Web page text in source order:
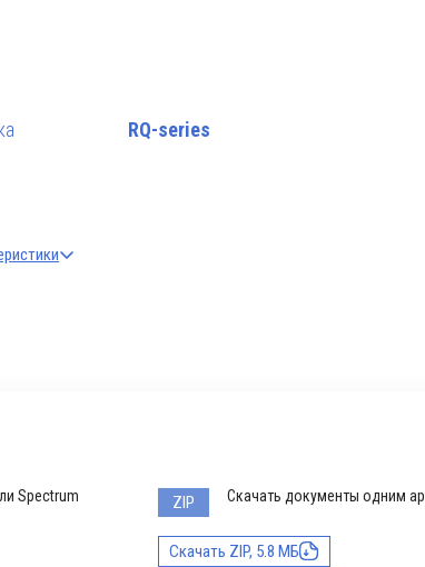
RQ-series
Spectrum ZIP Скачать документы одним
Скачать ZIP, 5.8 МБ